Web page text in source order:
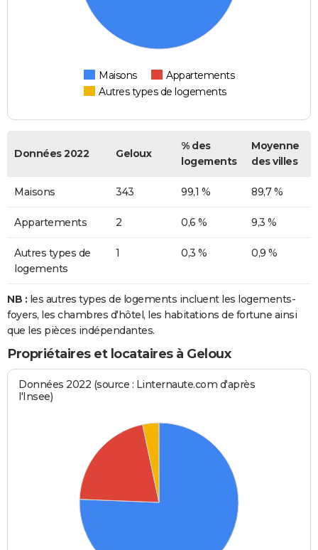
Maisons
Appartements
Autres types de logements
Données 2022 Geloux
% des
logements
Moyenne
des villes
Maisons 343 99,1 % 89,7 %
Appartements 2 0,6 % 9,3 %
Autres types de
logements
1 0,3 % 0,9 %
NB : les autres types de logements incluent les logements-
foyers, les chambres d'hôtel, les habitations de fortune ainsi
que les pièces indépendantes.
Propriétaires et locataires à Geloux
Données 2022 (source : Linternaute.com d'après
l'Insee)